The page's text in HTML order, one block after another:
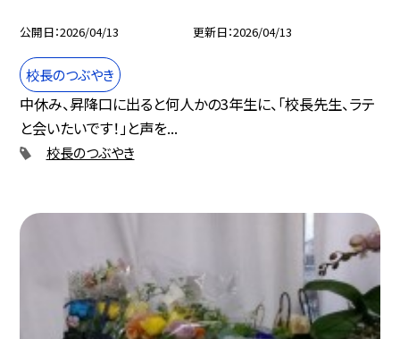
公開日 2026/04/13 更新日 2026/04/13
校長のつぶやき
中休み、昇降口に出ると何人かの3年生に、「校長先生、ラテ
と会いたいです！」と声を...
校長のつぶやき